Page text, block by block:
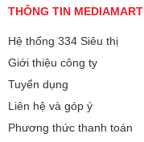
THÔNG TIN MEDIAMART
Hệ thống 334 Siêu thị
Giới thiệu công ty
Tuyển dụng
Liên hệ và góp ý
Phương thức thanh toán